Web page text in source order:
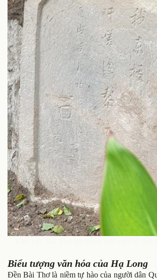
Biểu tượng văn hóa của Hạ Long
Đền Bài Thơ là niềm tự hào của người dân